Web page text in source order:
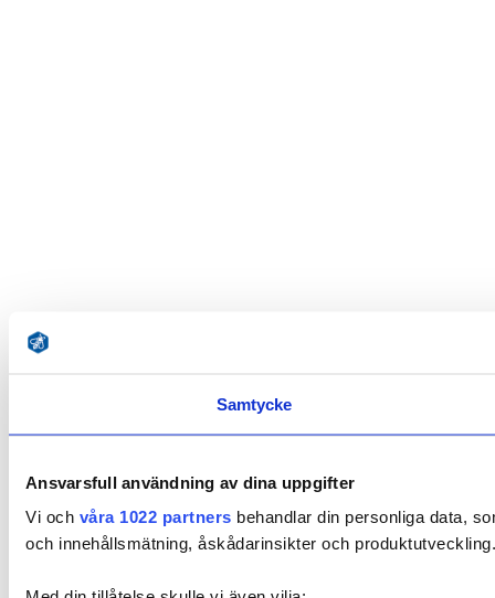
Samtycke
Ansvarsfull användning av dina uppgifter
Vi och våra 1022 partners behandlar din personliga data,
och innehållsmätning, åskådarinsikter och